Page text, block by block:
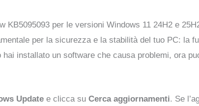
per le versioni Windows 11 24H2 e
per la sicurezza e la stabilità del tuo PC: la
installato un software che causa problemi, ora
Update e clicca su Cerca aggiornamenti. Se